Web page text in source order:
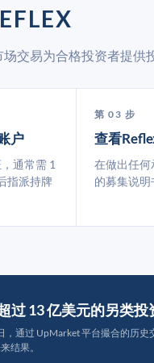
交易为合格投资者提供
户
通常需 1
指派持牌
第 03 步
查看
在做出任何
的募集说明
过 13 亿美元的另类投
，通过 UpMarket 平台撮合的历
结果。